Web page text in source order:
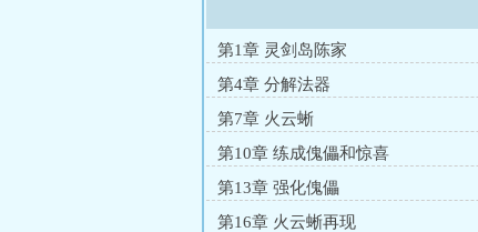
第1章 灵剑岛陈家
第4章 分解法器
第7章 火云蜥
第10章 练成傀儡和惊喜
第13章 强化傀儡
第16章 火云蜥再现